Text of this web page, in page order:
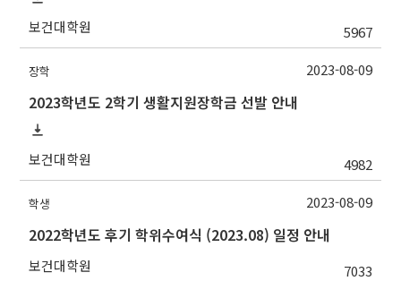
보건대학원 5967
장학
2023학년도 2학기 생활지원장학금 선발 안내
보건대학원 4982
2023-08-09
학생
2022학년도 후기 학위수여식 (2023.08) 일정 안내
보건대학원 7033
2023-08-09